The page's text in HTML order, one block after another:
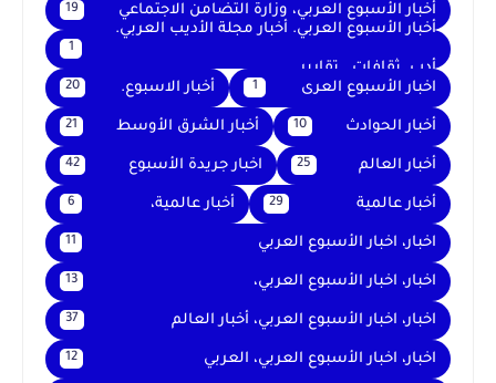
أخبار الأسبوع العربي، وزارة التضامن الاجتماعي 19
أخبار الأسبوع العربي. أخبار مجلة الأديب العربي.
أدب. ثقافات . تقارير .
1
اخبار الأسبوع العرى 1 أخبار الاسبوع. 20
أخبار الحوادث 10 أخبار الشرق الأوسط 21
أخبار العالم 25 اخبار جريدة الأسبوع 42
أخبار عالمية 29 أخبار عالمية، 6
اخبار، اخبار الأسبوع العربي 11
اخبار، اخبار الأسبوع العربي، 13
اخبار، اخبار الأسبوع العربي، أخبار العالم 37
اخبار، اخبار الأسبوع العربي، العربي 12